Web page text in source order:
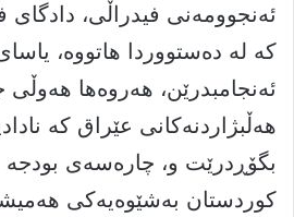
ئەنجوومەنى فیدراڵى، دادگاى
کە لە دەستووردا هاتووە،
ئەنجامبدرێن، هەروەها
هەڵبژاردنەکانى عێراق کە
بگۆڕدرێت و، چارەسەى
کوردستان بەشێوەیەکى